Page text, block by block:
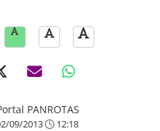
PANROTAS
09/2013 12:18